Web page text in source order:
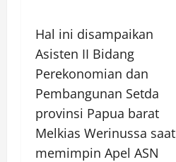
Hal ini disampaikan
Asisten II Bidang
Perekonomian dan
Pembangunan Setda
provinsi Papua barat
Melkias Werinussa saat
memimpin Apel ASN